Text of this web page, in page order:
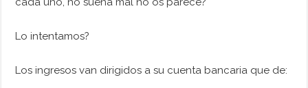
Lo intentamos?
Los ingresos van dirigidos a su cuenta bancaria que de: